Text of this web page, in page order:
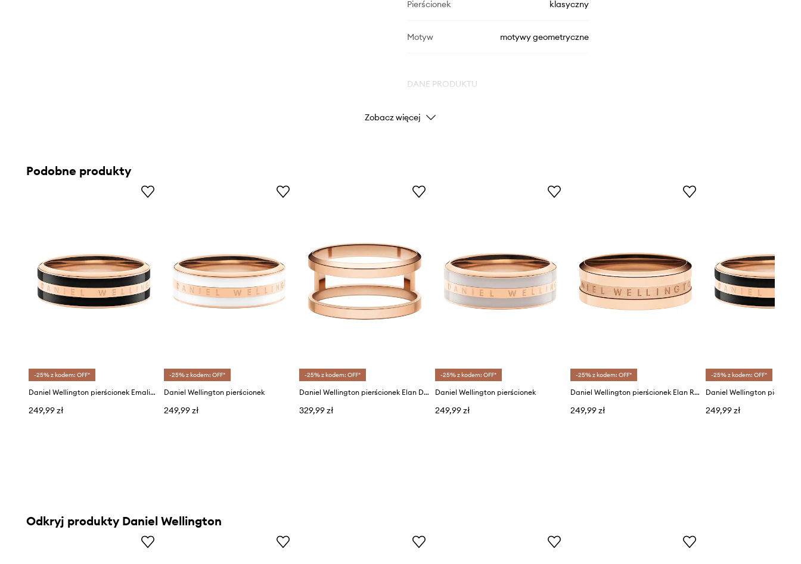
Pierścionek klasyczny
Motyw motywy geometryczne
DANE PRODUKTU
Kod producenta
Kolor różowy
ID Produktu
Zobacz więcej
Podobne produkty
-25% z kodem: OFF*
Daniel Wellington pierścionek Emalie Ring Black RG 50
249,99 zł
-25% z kodem: OFF*
Daniel Wellington pierścionek
249,99 zł
-25% z kodem: OFF*
Daniel Wellington pierścionek Elan Dual Ring RG 50
329,99 zł
-25% z kodem: OFF*
Daniel Wellington pierścionek
249,99 zł
-25% z kodem: OFF*
Daniel Wellington pierścionek Elan Ring RG 48
249,99 zł
-25% z kodem: OFF*
249,99 zł
Odkryj produkty Daniel Wellington